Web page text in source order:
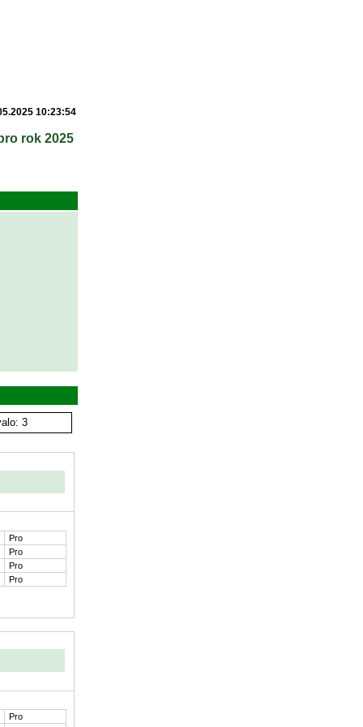
10:23:54
rok 2025
3
Pro
Pro
Pro
Pro
Pro